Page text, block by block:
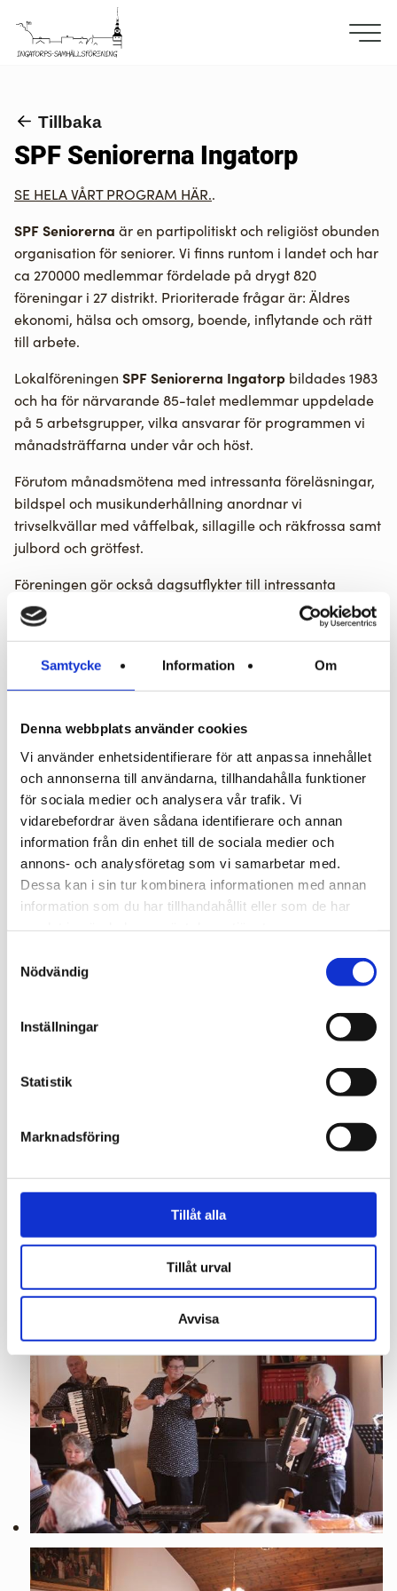
Samtycke Information Om
Denna webbplats använder cookies
Vi använder enhetsidentifierare för att anpassa innehållet
och annonserna till användarna, tillhandahålla funktioner
för sociala medier och analysera vår trafik. Vi
vidarebefordrar även sådana identifierare och annan
information från din enhet till de sociala medier och
annons- och analysföretag som vi samarbetar med.
Dessa kan i sin tur kombinera informationen med annan
information som du har tillhandahållit eller som de har
Nödvändig
Inställningar
Statistik
Marknadsföring
Tillåt alla
Tillåt urval
Avvisa
Tillbaka
Kontaktinformation
Organisation
Ordförande:
Göran Råsbjer, 070-5618583
goran.rasbjer@gmail.com
Vice ordförande:
Lennart Larsson, 070 6868341
Sekreterare:
barbro.leijon@gmail.com
Gunnel Lindström, 070 3003460
Hemsida
SPF Seniorerna Ingatorp
SE HELA VÅRT PROGRAM HÄR..
SPF Seniorerna är en partipolitiskt och religiöst obunden
organisation för seniorer. Vi finns runtom i landet och har
ca 270000 medlemmar fördelade på drygt 820
föreningar i 27 distrikt. Prioriterade frågar är: Äldres
ekonomi, hälsa och omsorg, boende, inflytande och rätt
till arbete.
Lokalföreningen SPF Seniorerna Ingatorp bildades 1983
och ha för närvarande 85-talet medlemmar uppdelade
på 5 arbetsgrupper, vilka ansvarar för programmen vi
månadsträffarna under vår och höst.
Förutom månadsmötena med intressanta föreläsningar,
bildspel och musikunderhållning anordnar vi
trivselkvällar med våffelbak, sillagille och räkfrossa samt
julbord och grötfest.
Föreningen gör också dagsutflykter till intressanta
besöksmål samt en längre resa, där resmålet ofta
studerats i cirkelform under vintern.
Du som tycker att vår verksamhet verkar intressant tag
kontakt med någon i styrelsen eller besök gärna någon